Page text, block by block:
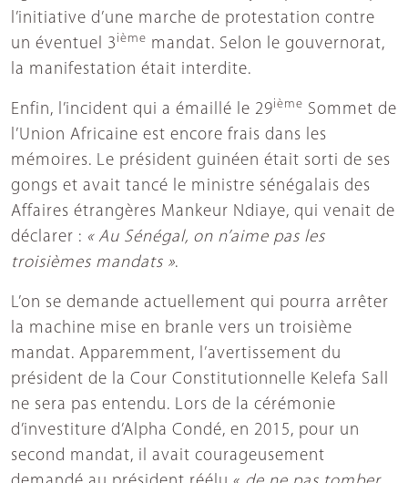
l’initiative d’une marche de protestation contre
un éventuel 3 ième mandat. Selon le gouvernorat,
la manifestation était interdite.
Enfin, l’incident qui a émaillé le 29ième Sommet de
l’Union Africaine est encore frais dans les
mémoires. Le président guinéen était sorti de ses
gongs et avait tancé le ministre sénégalais des
Affaires étrangères Mankeur Ndiaye, qui venait de
déclarer : « Au Sénégal, on n’aime pas les
troisièmes mandats ».
L’on se demande actuellement qui pourra arrêter
la machine mise en branle vers un troisième
mandat. Apparemment, l’avertissement du
président de la Cour Constitutionnelle Kelefa Sall
ne sera pas entendu. Lors de la cérémonie
d’investiture d’Alpha Condé, en 2015, pour un
second mandat, il avait courageusement